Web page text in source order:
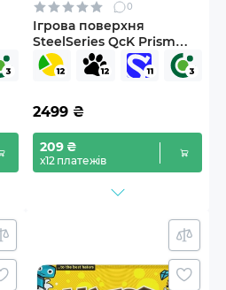
0
Ігрова поверхня
SteelSeries QcK Prism
Cloth Medium (SS63825)
2499 ₴
209 ₴
х12 платежів